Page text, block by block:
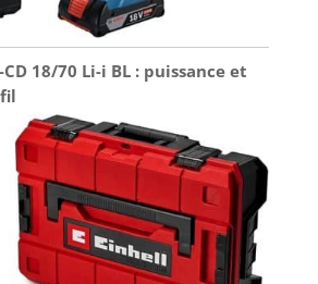
18/70 Li-i BL : puissance et